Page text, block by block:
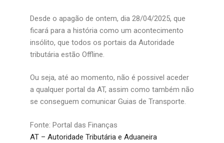
Desde o apagão de ontem, dia 28/04/2025, que
ficará para a história como um acontecimento
insólito, que todos os portais da Autoridade
tributária estão Offline.
Ou seja, até ao momento, não é possivel aceder
a qualquer portal da AT, assim como também não
se conseguem comunicar Guias de Transporte.
Fonte: Portal das Finanças
AT – Autoridade Tributária e Aduaneira